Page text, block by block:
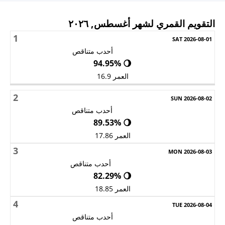
التقويم القمري لشهر أغسطس, ٢٠٢٦
الأحد الاثنين 1
أحدب متناقص
🌖 94.95%
العمر 16.9
2
أحدب متناقص
🌖 89.53%
العمر 17.86
3
أحدب متناقص
🌖 82.29%
العمر 18.85
4
أحدب متناقص